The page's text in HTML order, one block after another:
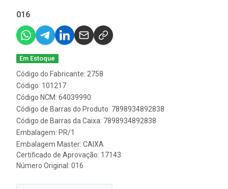
016
Em Estoque
Código do Fabricante: 2758
Código: 101217
Código NCM: 64039990
Código de Barras do Produto: 7898934892838
Código de Barras da Caixa: 7898934892838
Embalagem: PR/1
Embalagem Master: CAIXA
Certificado de Aprovação: 17143
Número Original: 016